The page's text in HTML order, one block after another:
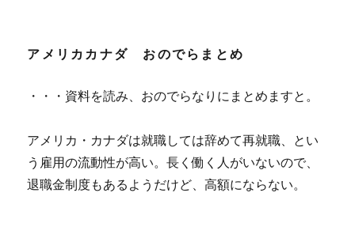
アメリカカナダ おのでらまとめ
・・・資料を読み、おのでらなりにまとめますと。
アメリカ・カナダは就職しては辞めて再就職、とい
う雇用の流動性が高い。長く働く人がいないので、
退職金制度もあるようだけど、高額にならない。